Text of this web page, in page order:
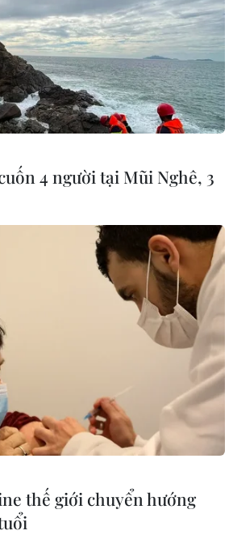
vệ nghiêm ngặt.
4 người tại Mũi Nghê, 3
thế giới chuyển hướng